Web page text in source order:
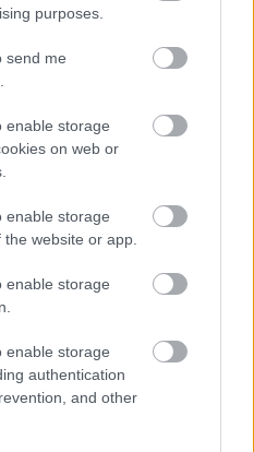
purposes.
send me
enable storage
on web or
enable storage
website or app.
enable storage
enable storage
authentication
and other